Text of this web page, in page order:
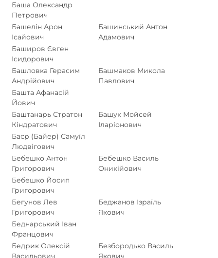
Баша Олександр
Петрович
Башелін Арон
Ісайович
Башинський Антон
Адамович
Баширов Євген
Ісидорович
Башловка Герасим
Андрійович
Башмаков Микола
Павлович
Башта Афанасій
Йович
Баштанарь Стратон
Кіндратович
Башук Мойсей
Іларіонович
Баєр (Байер) Самуїл
Людвігович
Бебешко Антон
Григорович
Бебешко Василь
Оникійович
Бебешко Йосип
Григорович
Бегунов Лев
Григорович
Беджанов Ізраїль
Якович
Беднарський Іван
Францович
Бедрик Олексій
Васильович
Безбородько Василь
Якович